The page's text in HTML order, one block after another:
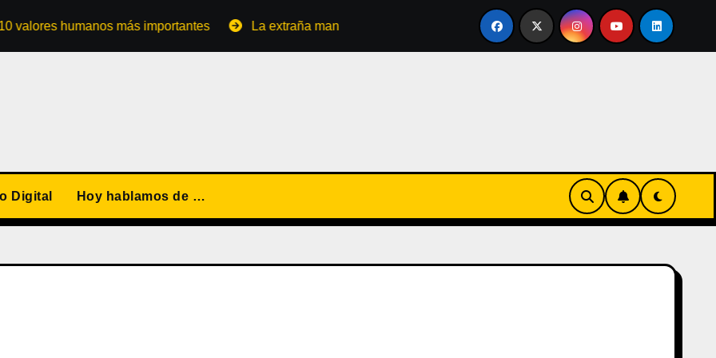
humanos más importantes La extraña manera de convertirse en familia El primer tour de la India Chiquitina
Digital Hoy hablamos de …